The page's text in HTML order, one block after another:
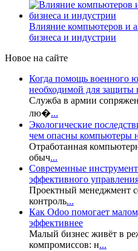
Влияние компьютеров и
бизнеса и индустрии
Новое на сайте
Когда помощь военного
необходимой для защиты
Служба в армии
лю�...
Экологические
чем опасны компьютеры
Отработанная
обыч...
Современные
эффективного
Проектный менеджмент
контроль...
Как Odoo помогает
эффективнее
Малый бизнес живёт в
компромиссов: н...